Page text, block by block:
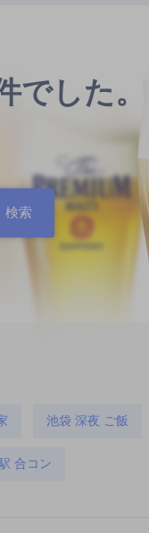
でした。
池袋 深夜 ご飯
合コン